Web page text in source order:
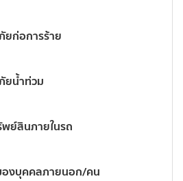
ยก่อการร้าย
ยน้ำท่วม
ย์สินภายในรถ
งบุคคลภายนอก/คน